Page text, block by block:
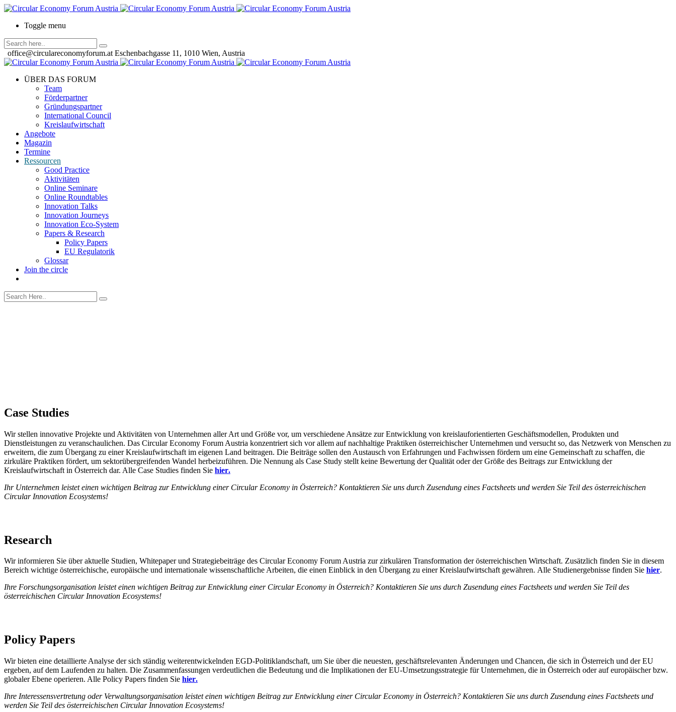
Toggle menu
office@circulareconomyforum.at Eschenbachgasse 11, 1010 Wien, Austria
ÜBER DAS FORUM
Team
Förderpartner
Gründungspartner
International Council
Kreislaufwirtschaft
Angebote
Magazin
Termine
Ressourcen
Good Practice
Aktivitäten
Online Seminare
Online Roundtables
Innovation Talks
Innovation Journeys
Innovation Eco-System
Papers & Research
Policy Papers
EU Regulatorik
Glossar
Join the circle
Case Studies
Wir stellen innovative Projekte und Aktivitäten von Unternehmen aller Art und Größe vor, um verschiedene Ansätze zur Entwicklung von kreislauforientierten Geschäftsmodellen, Produkten und
Dienstleistungen zu veranschaulichen. Das Circular Economy Forum Austria konzentriert sich vor allem auf nachhaltige Praktiken österreichischer Unternehmen und versucht so, das Netzwerk von Menschen zu
erweitern, die zum Übergang zu einer Kreislaufwirtschaft im eigenen Land beitragen. Die Beiträge sollen den Austausch von Erfahrungen und Fachwissen fördern um eine Gemeinschaft zu schaffen, die
zirkuläre Praktiken fördert, um sektorübergreifenden Wandel herbeizuführen. Die Nennung als Case Study stellt keine Bewertung der Qualität oder der Größe des Beitrags zur Entwicklung der
Kreislaufwirtschaft in Österreich dar. Alle Case Studies finden Sie hier.
Ihr Unternehmen leistet einen wichtigen Beitrag zur Entwicklung einer Circular Economy in Österreich? Kontaktieren Sie uns durch Zusendung eines Factsheets und werden Sie Teil des österreichischen
Circular Innovation Ecosystems!
Research
Wir informieren Sie über aktuelle Studien, Whitepaper und Strategiebeiträge des Circular Economy Forum Austria zur zirkulären Transformation der österreichischen Wirtschaft. Zusätzlich finden Sie in diesem
Bereich wichtige österreichische, europäische und internationale wissenschaftliche Arbeiten, die einen Einblick in den Übergang zu einer Kreislaufwirtschaft gewähren. Alle Studienergebnisse finden Sie hier.
Ihre Forschungsorganisation leistet einen wichtigen Beitrag zur Entwicklung einer Circular Economy in Österreich? Kontaktieren Sie uns durch Zusendung eines Factsheets und werden Sie Teil des
österreichischen Circular Innovation Ecosystems!
Policy Papers
Wir bieten eine detaillierte Analyse der sich ständig weiterentwickelnden EGD-Politiklandschaft, um Sie über die neuesten, geschäftsrelevanten Änderungen und Chancen, die sich in Österreich und der EU
ergeben, auf dem Laufenden zu halten. Die Zusammenfassungen verdeutlichen die Bedeutung und die Implikationen der EU-Umsetzungsstrategie für Unternehmen, die in Österreich oder auf europäischer bzw.
globaler Ebene operieren. Alle Policy Papers finden Sie hier.
Ihre Interessensvertretung oder Verwaltungsorganisation leistet einen wichtigen Beitrag zur Entwicklung einer Circular Economy in Österreich? Kontaktieren Sie uns durch Zusendung eines Factsheets und
werden Sie Teil des österreichischen Circular Innovation Ecosystems!